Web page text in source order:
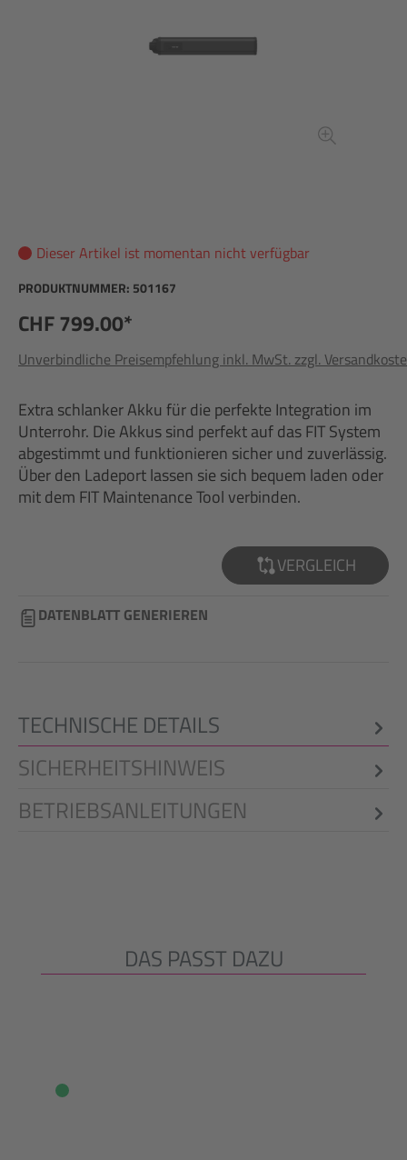
Dieser Artikel ist momentan nicht verfügbar
PRODUKTNUMMER: 501167
CHF 799.00*
Unverbindliche Preisempfehlung inkl. MwSt. zzgl.
Extra schlanker Akku für die perfekte Integration im
Unterrohr. Die Akkus sind perfekt auf das FIT System
abgestimmt und funktionieren sicher und zuverlässig.
Über den Ladeport lassen sie sich bequem laden oder
mit dem FIT Maintenance Tool verbinden.
VERGLEICH
DATENBLATT GENERIEREN
TECHNISCHE DETAILS
SICHERHEITSHINWEIS
BETRIEBSANLEITUNGEN
Produktgalerie überspringen
DAS PASST DAZU